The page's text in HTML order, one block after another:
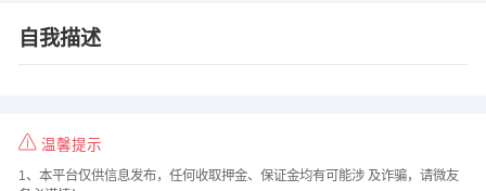
自我描述
温馨提示
1、本平台仅供信息发布，任何收取押金、保证金均有可能涉 及诈骗，请微友